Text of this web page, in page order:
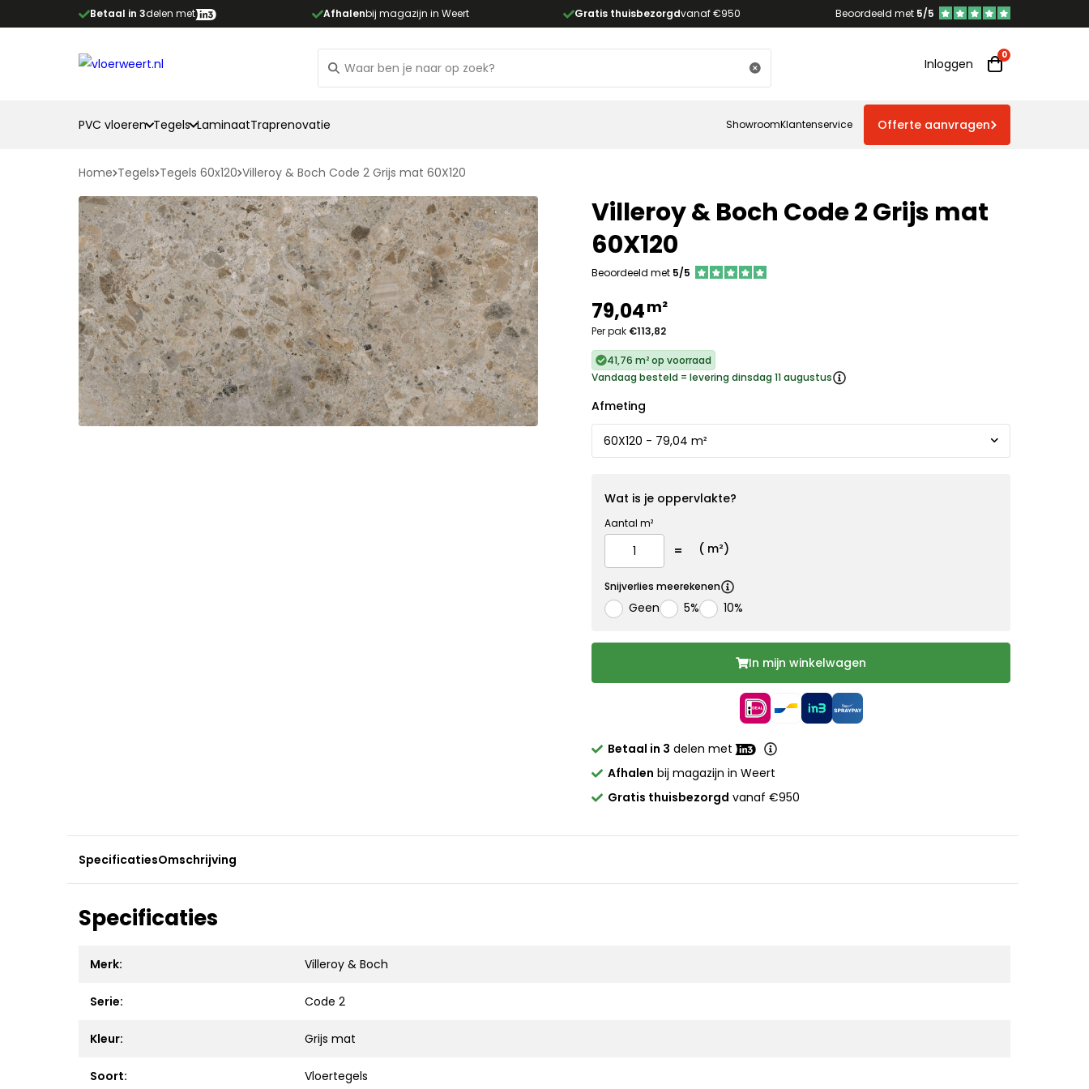
Betaal in 3delen met Afhalenbij magazijn in Weert Gratis thuisbezorgdvanaf €950 Beoordeeld met 5/5
Inloggen
PVC vloeren Tegels LaminaatTraprenovatie ShowroomKlantenservice Offerte aanvragen
Home Tegels Tegels 60x120 Villeroy & Boch Code 2 Grijs mat 60X120
Villeroy & Boch Code 2 Grijs mat
60X120
Beoordeeld met 5/5
79,04m²
Per pak €113,82
41,76 m² op voorraad
Vandaag besteld = levering dinsdag 11 augustus
Afmeting
Wat is je oppervlakte?
Aantal m²
( m²)
Snijverlies meerekenen
Geen 5% 10%
In mijn winkelwagen
Betaal in 3 delen met
Afhalen bij magazijn in Weert
Gratis thuisbezorgd vanaf €950
SpecificatiesOmschrijving
Specificaties
Merk: Villeroy & Boch
Serie: Code 2
Kleur: Grijs mat
Soort: Vloertegels